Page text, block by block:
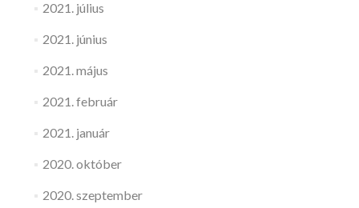
2021. július
2021. június
2021. május
2021. február
2021. január
2020. október
2020. szeptember